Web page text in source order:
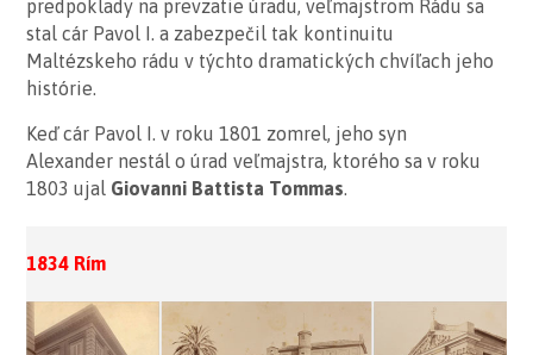
predpoklady na prevzatie úradu, veľmajstrom Rádu sa
stal cár Pavol I. a zabezpečil tak kontinuitu
Maltézskeho rádu v týchto dramatických chvíľach jeho
histórie.
Keď cár Pavol I. v roku 1801 zomrel, jeho syn
Alexander nestál o úrad veľmajstra, ktorého sa v roku
1803 ujal Giovanni Battista Tommas.
1834 Rím